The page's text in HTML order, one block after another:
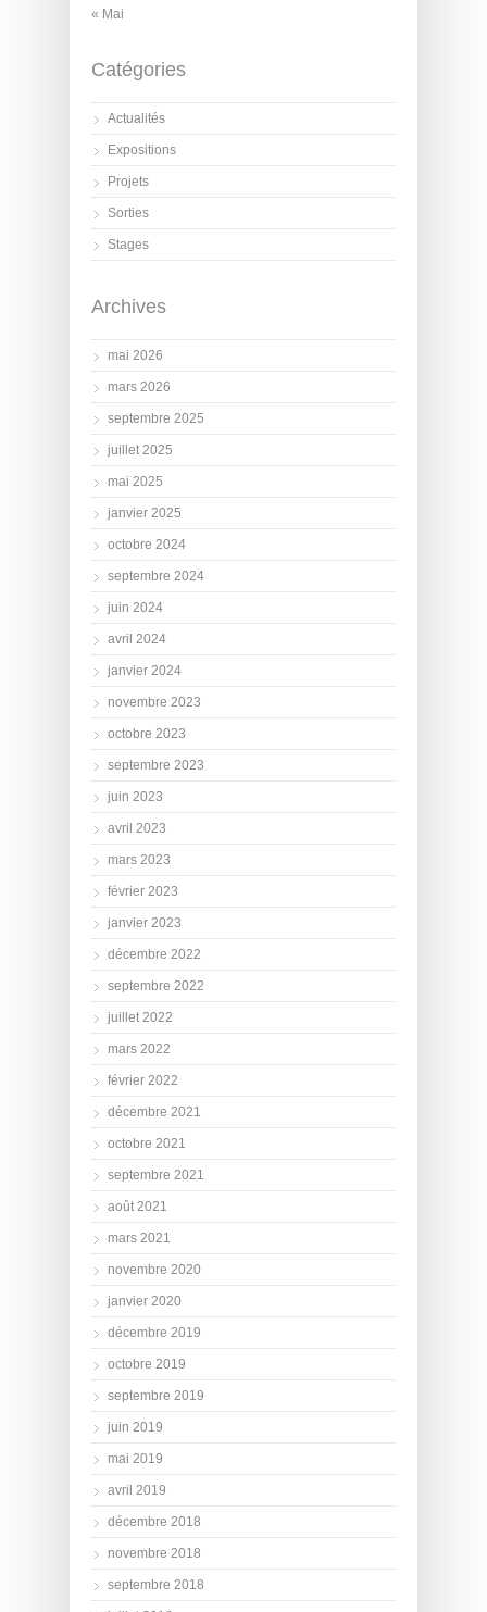
« Mai
Catégories
Actualités
Expositions
Projets
Sorties
Stages
Archives
mai 2026
mars 2026
septembre 2025
juillet 2025
mai 2025
janvier 2025
octobre 2024
septembre 2024
juin 2024
avril 2024
janvier 2024
novembre 2023
octobre 2023
septembre 2023
juin 2023
avril 2023
mars 2023
février 2023
janvier 2023
décembre 2022
septembre 2022
juillet 2022
mars 2022
février 2022
décembre 2021
octobre 2021
septembre 2021
août 2021
mars 2021
novembre 2020
janvier 2020
décembre 2019
octobre 2019
septembre 2019
juin 2019
mai 2019
avril 2019
décembre 2018
novembre 2018
septembre 2018